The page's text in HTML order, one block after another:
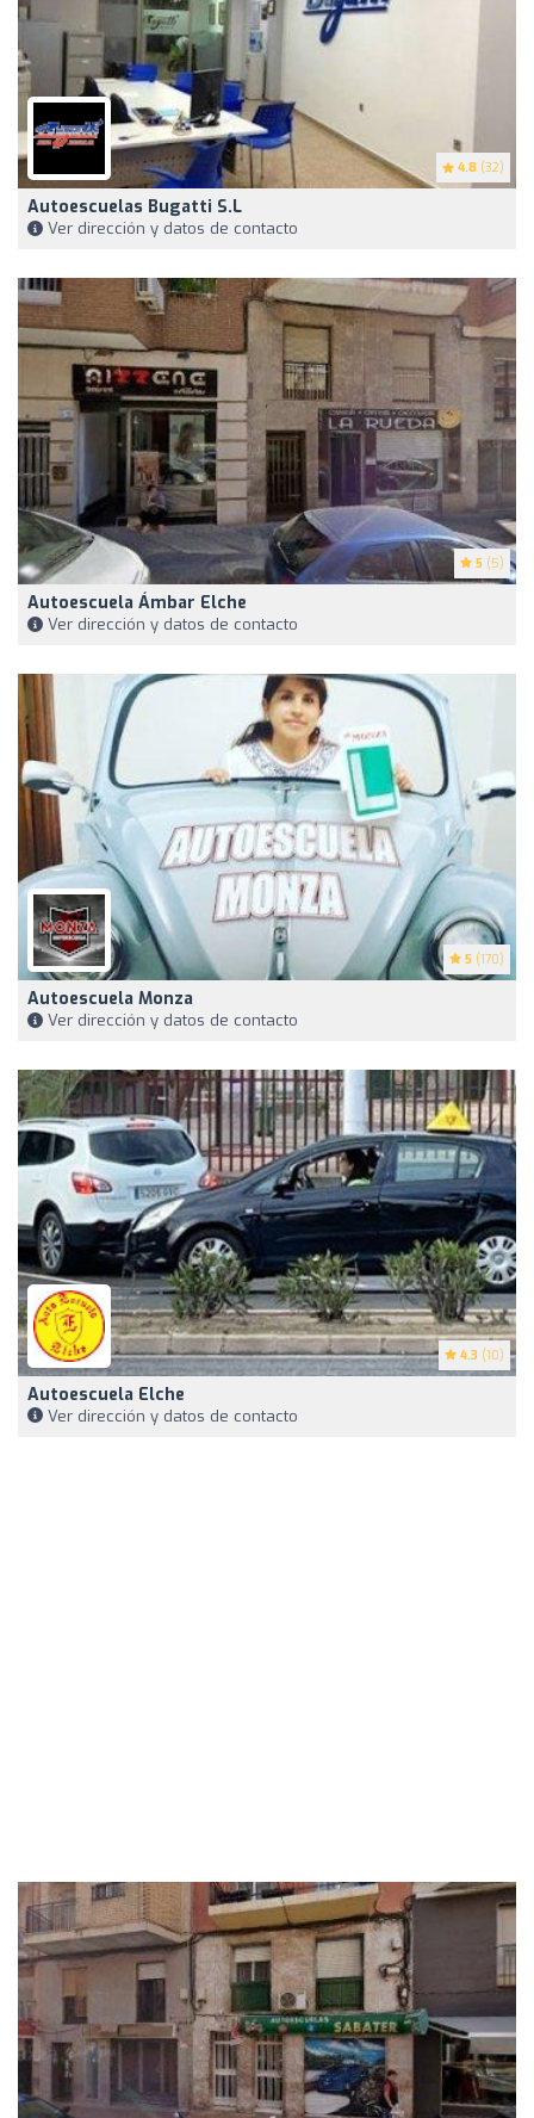
4.8 (32)
Autoescuelas Bugatti S.L
Ver dirección y datos de contacto
5 (5)
Autoescuela Ámbar Elche
Ver dirección y datos de contacto
5 (170)
Autoescuela Monza
Ver dirección y datos de contacto
4.3 (10)
Autoescuela Elche
Ver dirección y datos de contacto